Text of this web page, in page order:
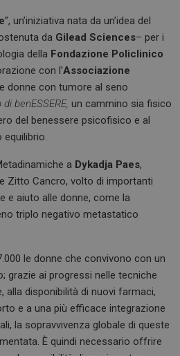
”, un’iniziativa nata da un’idea del
da Gilead Sciences– per i
della Fondazione Policlinico
con l’Associazione
donne con tumore al seno
benESSERE, un cammino sia fisico
del benessere psicofisico e al
equilibrio.
a Dykadja Paes,
Zitto Cancro, volto di importanti
e aiuto alle donne, come la
triplo negativo metastatico
le donne che convivono con un
grazie ai progressi nelle tecniche
alla disponibilità di nuovi farmaci,
e a una più efficace integrazione
la sopravvivenza globale di queste
È quindi necessario offrire